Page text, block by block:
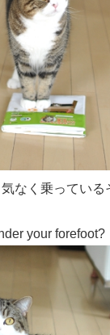
なく乗っている
your forefoot?